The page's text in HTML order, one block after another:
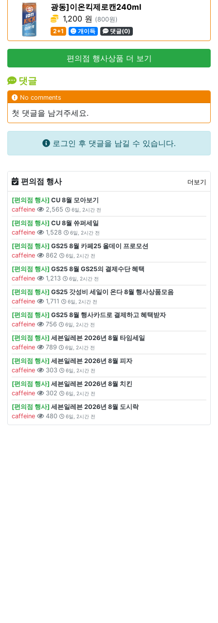
광동]이온킥제로캔240ml
1,200 원 (800원)
2+1
개이득 댓글(0)
편의점 행사상품 더 보기
댓글
No comments
첫 댓글을 남겨주세요.
로그인 후 댓글을 남길 수 있습니다.
편의점 행사 더보기
[편의점 행사] CU 8월 모아보기
caffeine
2,565 6일, 2시간 전
[편의점 행사] CU 8월 쓔퍼세일
caffeine
1,528 6일, 2시간 전
[편의점 행사] GS25 8월 카페25 올데이 프로모션
caffeine
862 6일, 2시간 전
[편의점 행사] GS25 8월 GS25의 결제수단 혜택
caffeine
1,213 6일, 2시간 전
[편의점 행사] GS25 갓성비 세일이 온다 8월 행사상품모음
caffeine
1,711 6일, 2시간 전
[편의점 행사] GS25 8월 행사카드로 결제하고 혜택받자
caffeine
756 6일, 2시간 전
[편의점 행사] 세븐일레븐 2026년 8월 타임세일
caffeine
789 6일, 2시간 전
[편의점 행사] 세븐일레븐 2026년 8월 피자
caffeine
303 6일, 2시간 전
[편의점 행사] 세븐일레븐 2026년 8월 치킨
caffeine
302 6일, 2시간 전
[편의점 행사] 세븐일레븐 2026년 8월 도시락
caffeine
480 6일, 2시간 전